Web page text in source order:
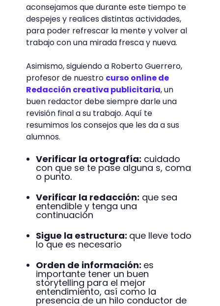
aconsejamos que durante este tiempo te
despejes y realices distintas actividades,
para poder refrescar la mente y volver al
trabajo con una mirada fresca y nueva.
Asimismo, siguiendo a Roberto Guerrero,
profesor de nuestro curso online de
Redacción creativa publicitaria, un
buen redactor debe siempre darle una
revisión final a su trabajo. Aquí te
resumimos los consejos que les da a sus
alumnos.
Verificar la ortografía: cuidado
con que se te pase alguna s, coma
o punto.
Verificar la redacción: que sea
entendible y tenga una
continuación
Sigue la estructura: que lleve todo
lo que es necesario
Orden de información: es
importante tener un buen
storytelling para el mejor
entendimiento, así como la
presencia de un hilo conductor de